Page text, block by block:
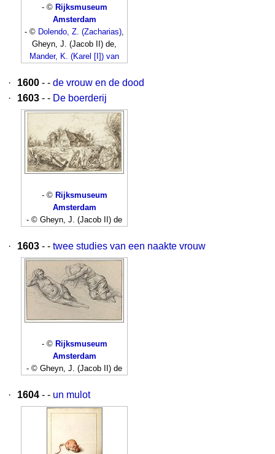
- © Rijksmuseum
Amsterdam
- © Dolendo, Z. (Zacharias),
Gheyn, J. (Jacob II) de,
Mander, K. (Karel [I]) van
· 1600 - - de vrouw en de dood
·
1603 - - De boerderij
- © Rijksmuseum
Amsterdam
- © Gheyn, J. (Jacob II) de
· 1603 - - twee studies van een naakte vrouw
- © Rijksmuseum
Amsterdam
- © Gheyn, J. (Jacob II) de
· 1604 - - un mulot